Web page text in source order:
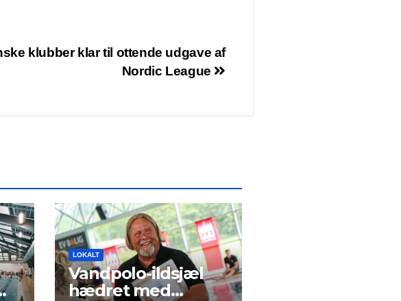
klubber klar til ottende udgave af
Nordic League
LOKALT
Vandpolo-ildsjæl
hædret med